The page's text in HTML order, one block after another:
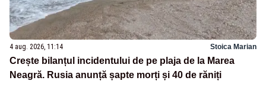
4 aug. 2026, 11:14 Stoica Marian
Crește bilanțul incidentului de pe plaja de la Marea
Neagră. Rusia anunță șapte morți și 40 de răniți